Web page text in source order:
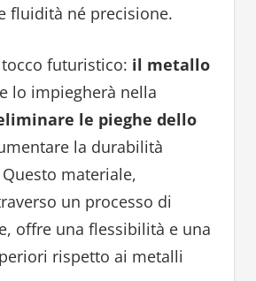
fluidità né precisione.
tocco futuristico: il metallo
lo impiegherà nella
le pieghe dello
la durabilità
materiale,
un processo di
offre una flessibilità e una
rispetto ai metalli